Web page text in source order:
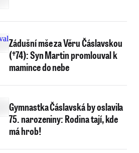
Zádušní mše za Věru Čáslavskou
(†74): Syn Martin promlouval k
mamince do nebe
Gymnastka Čáslavská by oslavila
75. narozeniny: Rodina tají, kde
má hrob!